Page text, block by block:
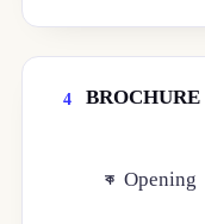
4 BROCHURE
ক Opening